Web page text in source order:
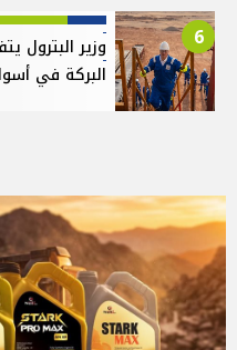
6
وزير البترول
البركة في